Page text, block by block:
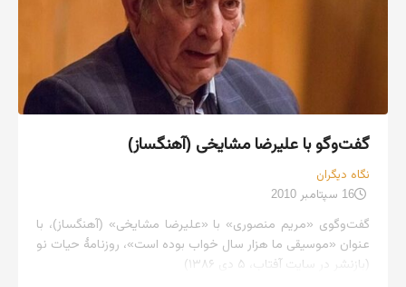
گفت‌وگو با علیرضا مشایخی (آهنگساز)
نگاه دیگران
16 سپتامبر 2010
گفت‌وگوی «مریم منصوری» با «علیرضا مشایخی» (آهنگساز)، با
عنوان «موسیقی ما هزار سال خواب بوده است»، روزنامهٔ حیات نو
(بازنشر در سایت آفتاب، ۵ دی ۱۳۸۶)